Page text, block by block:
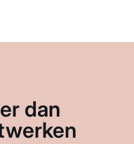
dan